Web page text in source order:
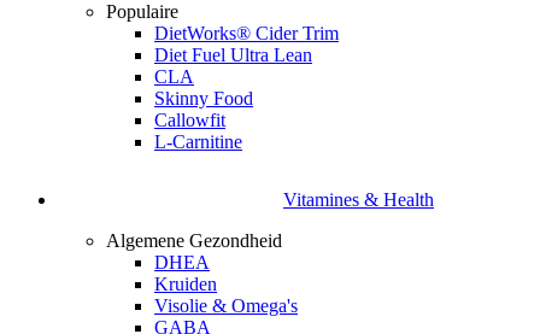
Populaire
DietWorks® Cider Trim
Diet Fuel Ultra Lean
CLA
Skinny Food
Callowfit
L-Carnitine
Vitamines & Health
Algemene Gezondheid
DHEA
Kruiden
Visolie & Omega's
GABA